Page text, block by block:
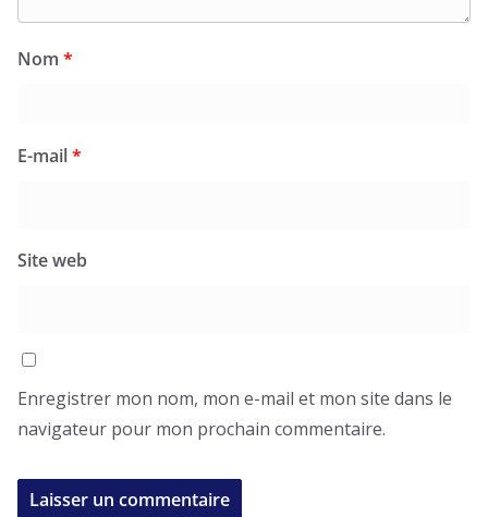
Nom *
E-mail*
Site web
Enregistrer mon nom, mon e-mail et mon site dans le
navigateur pour mon prochain commentaire.